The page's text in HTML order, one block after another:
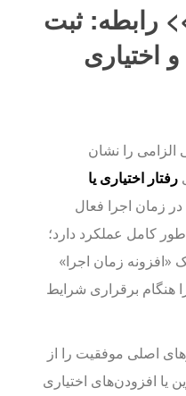
رابطه: ثبت
را نشان
اختیاری یا
زمان اجرا فعال
کامل عملکرد دارد؛
زمان اجرا»
برقراری شرایط
اصلی موفقیت را از
یا افزودن‌های اختیاری